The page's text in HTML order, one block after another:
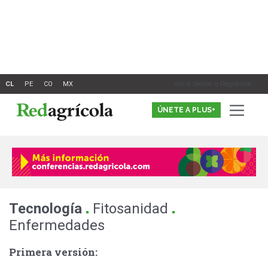
Inicia Sesión o Registrate
ÚNETE A PLUS+
Tecnología . Fitosanidad .
Enfermedades
Primera versión: